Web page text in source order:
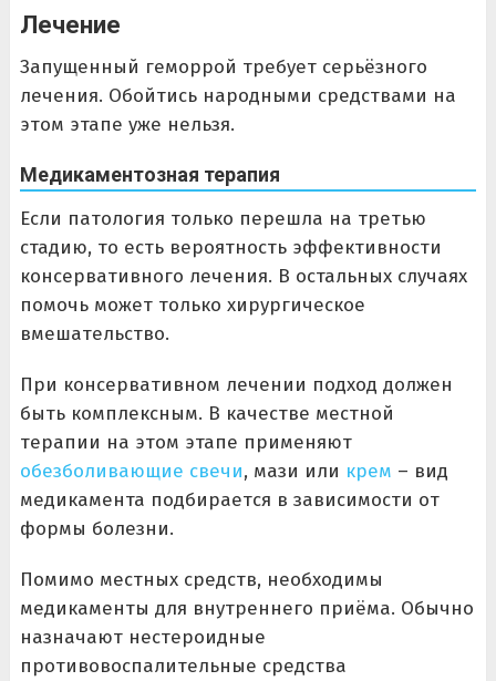
Лечение
Запущенный геморрой требует серьёзного
лечения. Обойтись народными средствами на
этом этапе уже нельзя.
Медикаментозная терапия
Если патология только перешла на третью
стадию, то есть вероятность эффективности
консервативного лечения. В остальных случаях
помочь может только хирургическое
вмешательство.
При консервативном лечении подход должен
быть комплексным. В качестве местной
терапии на этом этапе применяют
обезболивающие свечи, мази или крем – вид
медикамента подбирается в зависимости от
формы болезни.
Помимо местных средств, необходимы
медикаменты для внутреннего приёма. Обычно
назначают нестероидные
противовоспалительные средства